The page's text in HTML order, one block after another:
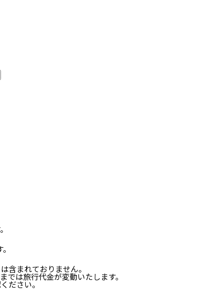
含まれておりません。
は旅行代金が変動いたします。
ださい。